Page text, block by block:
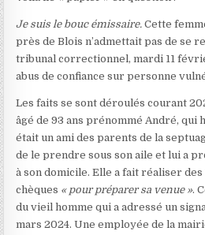
Je suis le bouc émissaire. Cette
près de Blois n’admettait pas de se
tribunal correctionnel, mardi 11
abus de confiance sur personne
Les faits se sont déroulés courant
âgé de 93 ans prénommé André, qui
était un ami des parents de la
de le prendre sous son aile et lui a
à son domicile. Elle a fait réaliser
chèques « pour préparer sa venue ».
du vieil homme qui a adressé un
mars 2024. Une employée de la